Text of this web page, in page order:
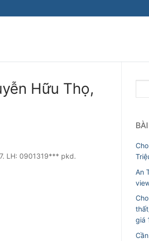
Hữu Thọ,
LH: 0901319*** pkd.
An
giá